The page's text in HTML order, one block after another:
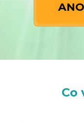
Co